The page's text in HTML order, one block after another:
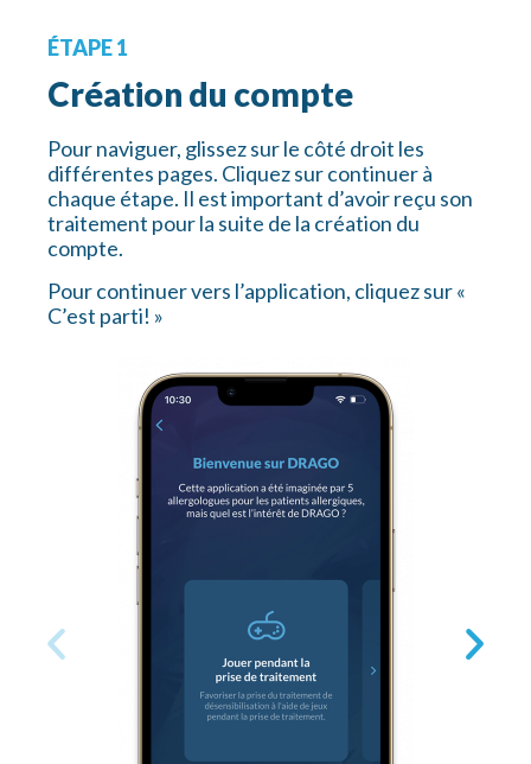
ÉTAPE 1
Création du compte
Pour naviguer, glissez sur le côté droit les
différentes pages. Cliquez sur continuer à
chaque étape. Il est important d’avoir reçu son
traitement pour la suite de la création du
compte.
Pour continuer vers l’application, cliquez sur «
C’est parti! »